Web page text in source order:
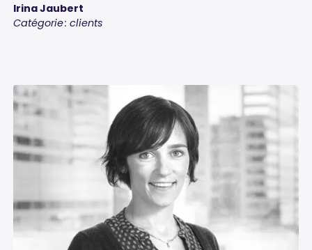
Irina Jaubert
Catégorie : clients